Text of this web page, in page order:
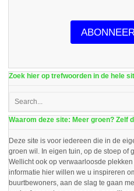
Zoek hier op trefwoorden in de hele
Waarom deze site: Meer groen? Zelf
Deze site is voor iedereen die in de
groen wil. In eigen tuin, op de stoep of
Wellicht ook op verwaarloosde
informatie hier willen we u inspireren
buurtbewoners, aan de slag te gaan